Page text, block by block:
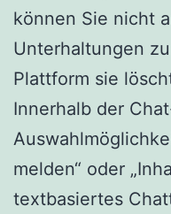
können Sie nicht
Unterhaltungen
Plattform sie
Innerhalb der
melden“ oder
textbasiertes